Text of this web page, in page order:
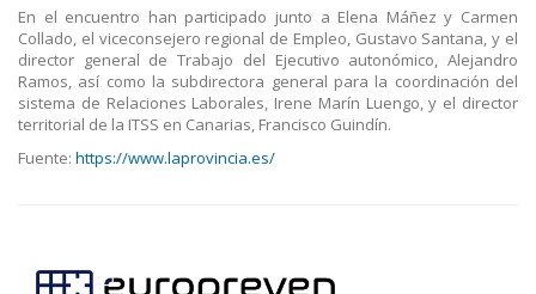
En el encuentro han participado junto a Elena Máñez y Carmen
Collado, el viceconsejero regional de Empleo, Gustavo Santana, y el
director general de Trabajo del Ejecutivo autonómico, Alejandro
Ramos, así como la subdirectora general para la coordinación del
sistema de Relaciones Laborales, Irene Marín Luengo, y el director
territorial de la ITSS en Canarias, Francisco Guindín.
Fuente: https://www.laprovincia.es/